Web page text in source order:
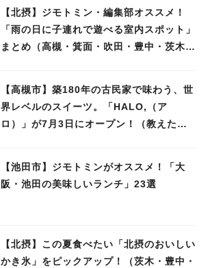
【北摂】ジモトミン・編集部オススメ！
「雨の日に子連れで遊べる室内スポット」
まとめ（高槻・箕面・吹田・豊中・茨木・
【高槻市】築180年の古民家で味わう、世
界レベルのスイーツ。「HALO,（ア
ロ）」が7月3日にオープン！（教えたい/
【池田市】ジモトミンがオススメ！「大
阪・池田の美味しいランチ」23選
【北摂】この夏食べたい「北摂のおいしい
かき氷」をピックアップ！（茨木・豊中・